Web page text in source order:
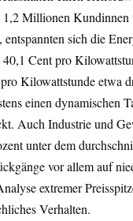
Millionen
sich die
Cent pro
Kilowattstunde etwa
einen dynamischen
Auch Industrie und
unter dem
vor allem auf
extremer
Verhalten.